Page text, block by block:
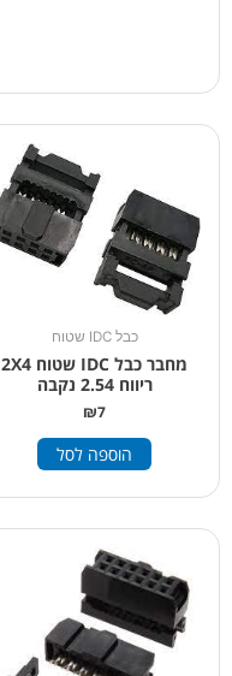
כבל IDC שטוח
מחבר כבל IDC שטוח 2X4
ריווח 2.54 נקבה
₪7
הוספה לסל